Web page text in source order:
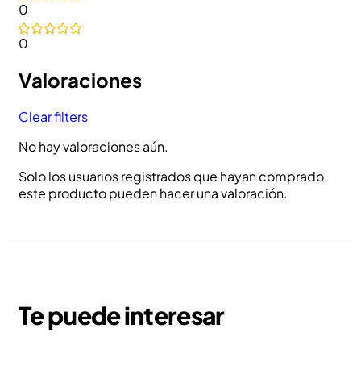
0
0
Valoraciones
Clear filters
No hay valoraciones aún.
Solo los usuarios registrados que hayan comprado
este producto pueden hacer una valoración.
Te puede interesar